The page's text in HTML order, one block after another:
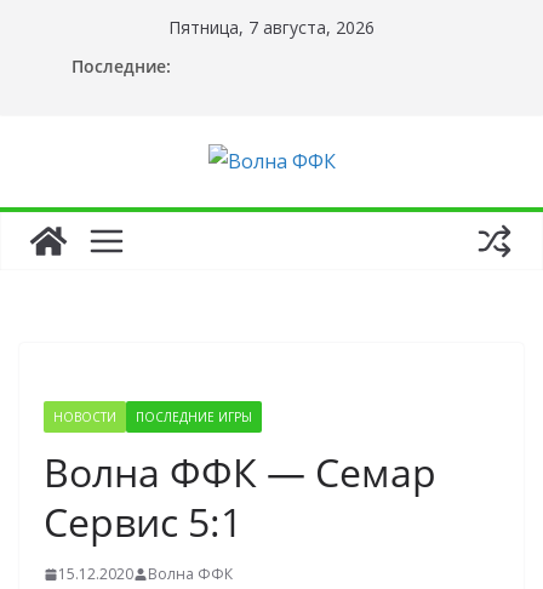
содержимому
Пятница, 7 августа, 2026
Последние:
НОВОСТИ ПОСЛЕДНИЕ ИГРЫ
Волна ФФК — Семар
Сервис 5:1
15.12.2020 Волна ФФК